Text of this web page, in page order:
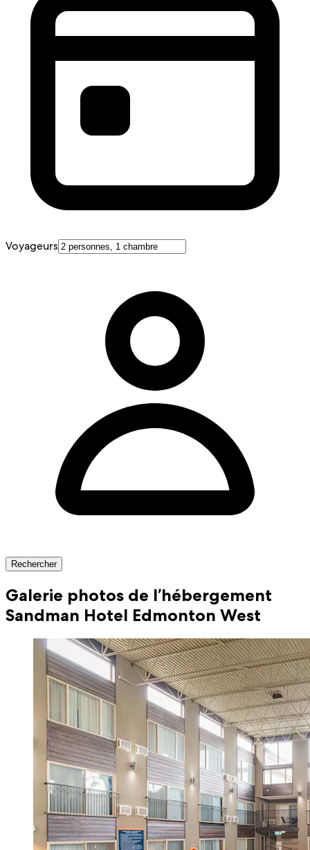
Voyageurs
Rechercher
Galerie photos de l’hébergement
Sandman Hotel Edmonton West